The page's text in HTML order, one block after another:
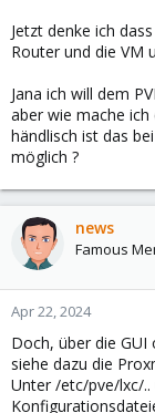
Jetzt denke ich
Router und die VM
Jana ich will dem
aber wie mache ich
händlisch ist das
möglich ?
news
Famous
Apr 22, 2024
Doch, über die
siehe dazu die
Unter /etc/pve/lxc/